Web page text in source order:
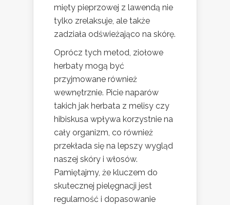
mięty pieprzowej z lawendą nie
tylko zrelaksuje, ale także
zadziała odświeżająco na skórę.
Oprócz tych metod, ziołowe
herbaty mogą być
przyjmowane również
wewnętrznie. Picie naparów
takich jak herbata z melisy czy
hibiskusa wpływa korzystnie na
cały organizm, co również
przekłada się na lepszy wygląd
naszej skóry i włosów.
Pamiętajmy, że kluczem do
skutecznej pielęgnacji jest
regularność i dopasowanie